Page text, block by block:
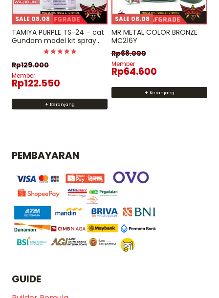
SALE 08.08
TAMIYA PURPLE TS-24 – cat
Gundam model kit spray
Dinilai
5
Rp129.000
Member
Rp122.550
+ Keranjang
SALE 08.08
MR METAL COLOR BRONZE
MC216Y
Rp68.000
Member
Rp64.600
+ Keranjang
PEMBAYARAN
GUIDE